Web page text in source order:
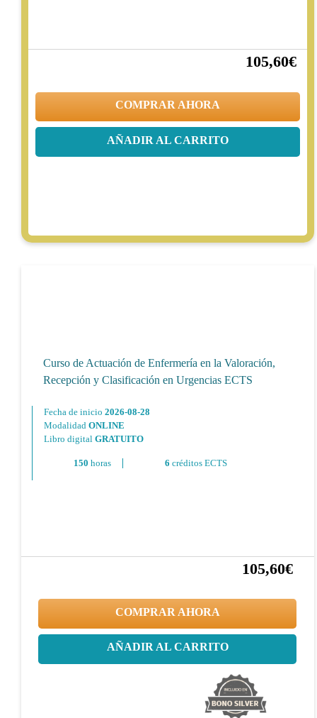
105,60€
COMPRAR AHORA
AÑADIR AL CARRITO
Curso de Actuación de Enfermería en la Valoración,
Recepción y Clasificación en Urgencias ECTS
Fecha de inicio 2026-08-28
Modalidad ONLINE
Libro digital GRATUITO
150 horas 6 créditos ECTS
105,60€
COMPRAR AHORA
AÑADIR AL CARRITO